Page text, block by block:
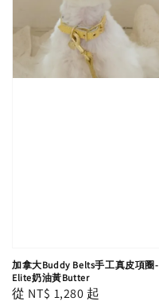
加拿大Buddy Belts手工真皮項圈-
Elite奶油黃Butter
Regular
從 NT$ 1,280 起